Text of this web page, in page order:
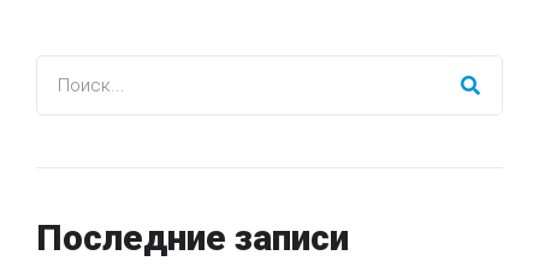
Последние записи